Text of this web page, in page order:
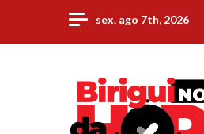
content
sex. ago 7th, 2026